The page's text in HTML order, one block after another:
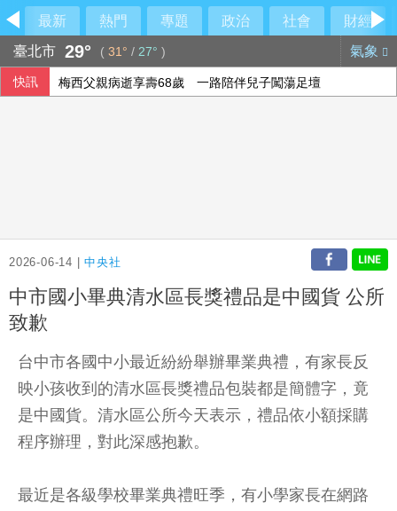
最新 熱門 專題 政治 社會
財經
臺北市 29° ( 31° / 27° ) 氣象
快訊 梅西父親病逝享壽68歲 一路陪伴兒子闖蕩足壇
2026-06-14 |中央社
中市國小畢典清水區長獎禮品是中國貨 公所
致歉
台中市各國中小最近紛紛舉辦畢業典禮，有家長反
映小孩收到的清水區長獎禮品包裝都是簡體字，竟
是中國貨。清水區公所今天表示，禮品依小額採購
程序辦理，對此深感抱歉。
最近是各級學校畢業典禮旺季，有小學家長在網路